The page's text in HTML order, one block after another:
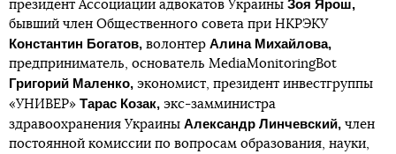
президент Ассоциации адвокатов Украины Зоя Ярош,
бывший член Общественного совета при НКРЭКУ
Константин Богатов, волонтер Алина Михайлова,
предприниматель, основатель MediaMonitoringBot
Григорий Маленко, экономист, президент инвестгруппы
«УНИВЕР» Тарас Козак, экс-замминистра
здравоохранения Украины Александр Линчевский, член
постоянной комиссии по вопросам образования, науки,